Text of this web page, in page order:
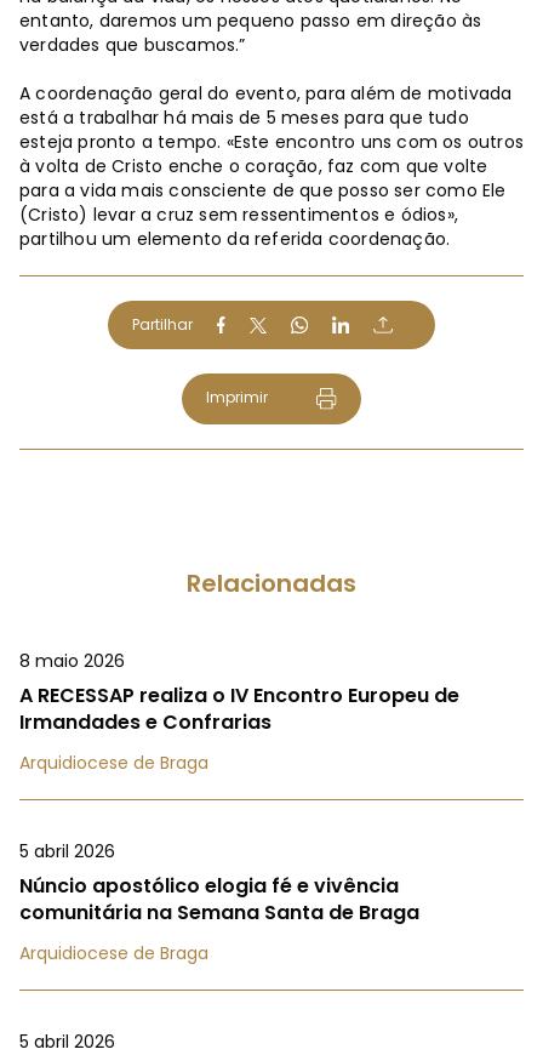
entanto, daremos um pequeno passo em direção às
verdades que buscamos.”
A coordenação geral do evento, para além de motivada
está a trabalhar há mais de 5 meses para que tudo
esteja pronto a tempo. «Este encontro uns com os outros
à volta de Cristo enche o coração, faz com que volte
para a vida mais consciente de que posso ser como Ele
(Cristo) levar a cruz sem ressentimentos e ódios»,
partilhou um elemento da referida coordenação.
Partilhar
Imprimir
Relacionadas
8 maio 2026
A RECESSAP realiza o IV Encontro Europeu de
Irmandades e Confrarias
Arquidiocese de Braga
5 abril 2026
Núncio apostólico elogia fé e vivência
comunitária na Semana Santa de Braga
Arquidiocese de Braga
5 abril 2026